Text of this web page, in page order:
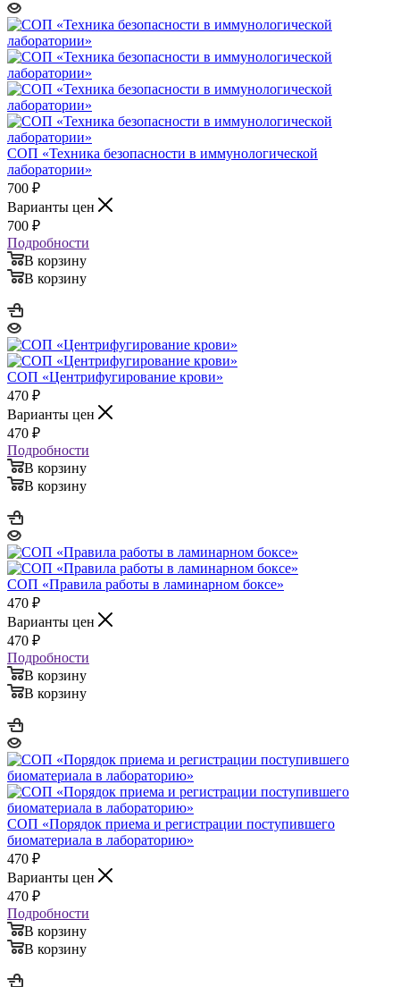
СОП «Техника безопасности в иммунологической
лаборатории»
700 ₽
Варианты цен
700 ₽
Подробности
В корзину
В корзину
СОП «Центрифугирование крови»
470 ₽
Варианты цен
470 ₽
Подробности
В корзину
В корзину
СОП «Правила работы в ламинарном боксе»
470 ₽
Варианты цен
470 ₽
Подробности
В корзину
В корзину
СОП «Порядок приема и регистрации поступившего
биоматериала в лабораторию»
470 ₽
Варианты цен
470 ₽
Подробности
В корзину
В корзину